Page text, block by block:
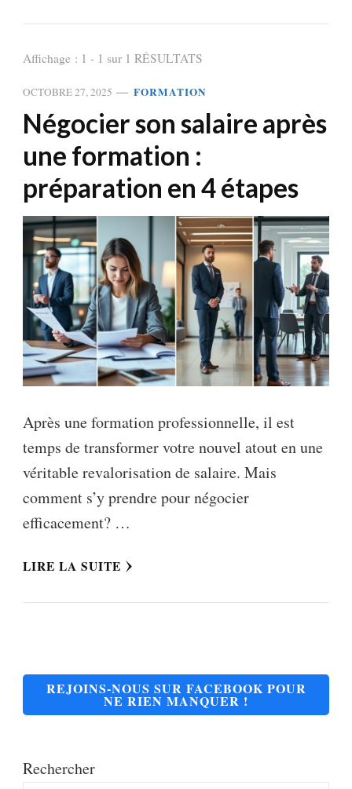
Affichage : 1 - 1 sur 1 RÉSULTATS
OCTOBRE 27, 2025 FORMATION
Négocier son salaire après
une formation :
préparation en 4 étapes
Après une formation professionnelle, il est
temps de transformer votre nouvel atout en une
véritable revalorisation de salaire. Mais
comment s’y prendre pour négocier
efficacement? …
LIRE LA SUITE
REJOINS-NOUS SUR FACEBOOK POUR
NE RIEN MANQUER !
Rechercher